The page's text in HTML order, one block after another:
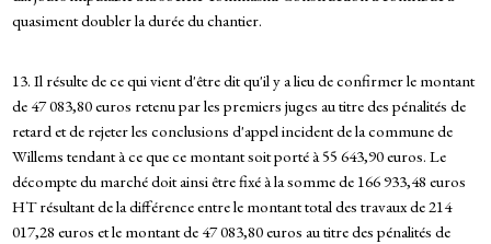
quasiment doubler la durée du chantier.
13. Il résulte de ce qui vient d'être dit qu'il y a lieu de confirmer le montant
de 47 083,80 euros retenu par les premiers juges au titre des pénalités de
retard et de rejeter les conclusions d'appel incident de la commune de
Willems tendant à ce que ce montant soit porté à 55 643,90 euros. Le
décompte du marché doit ainsi être fixé à la somme de 166 933,48 euros
HT résultant de la différence entre le montant total des travaux de 214
017,28 euros et le montant de 47 083,80 euros au titre des pénalités de